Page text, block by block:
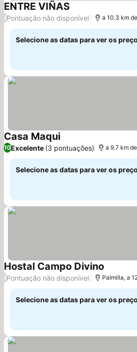
ENTRE VIÑAS
/Pontuação não disponível a 10.3 km
Selecione as datas para ver os
Casa Maqui
10Excelente (3 pontuações) a 9.7 km
Selecione as datas para ver os
Hostal Campo Divino
/Pontuação não disponível Palmilla, a
Selecione as datas para ver os